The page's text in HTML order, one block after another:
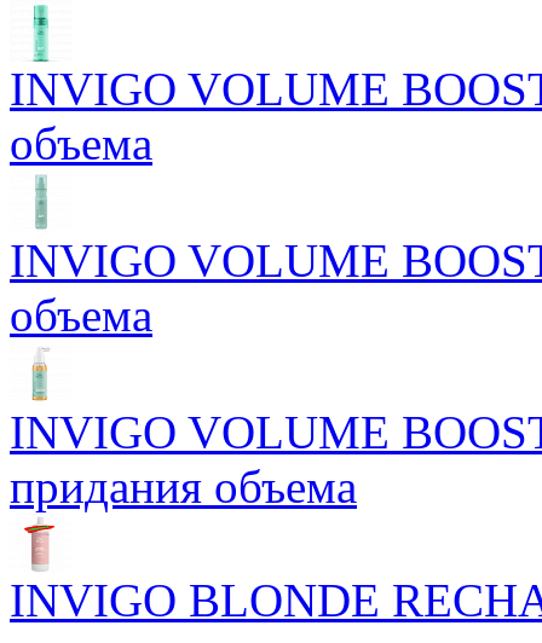
INVIGO VOLUME
объема
INVIGO VOLUME
объема
INVIGO VOLUME
придания объема
INVIGO BLONDE